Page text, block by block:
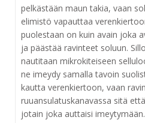
pelkästään maun takia, vaan
elimistö vapauttaa
puolestaan on kuin avain joka
ja päästää ravinteet soluun.
nautitaan mikrokiteiseen
ne imeydy samalla tavoin
kautta verenkiertoon, vaan
ruuansulatuskanavassa sitä
jotain joka auttaisi